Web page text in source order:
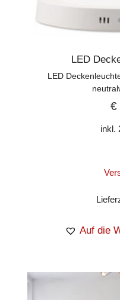
LED
LED
€
inkl.
Auf die